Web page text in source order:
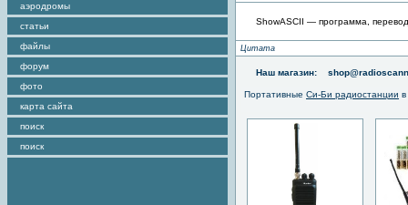
аэродромы
статьи
файлы
форум
фото
карта сайта
поиск
поиск
ShowASCII — программа,
Цитата
Наш магазин:
Портативные Си-Би радиостанции